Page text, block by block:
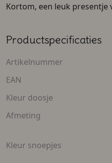
Kortom, een leuk presentje
Productspecificaties
Artikelnummer
EAN
Kleur doosje
Afmeting
Kleur snoepjes